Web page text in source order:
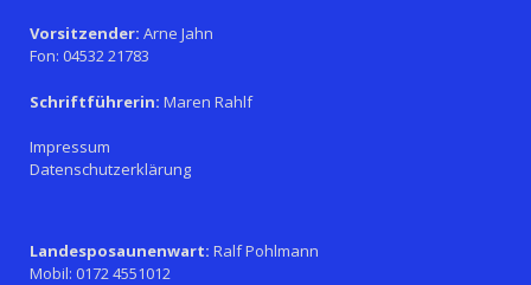
Vorsitzender: Arne Jahn
Fon: 04532 21783
Schriftführerin: Maren Rahlf
Impressum
Datenschutzerklärung
Landesposaunenwart: Ralf Pohlmann
Mobil: 0172 4551012